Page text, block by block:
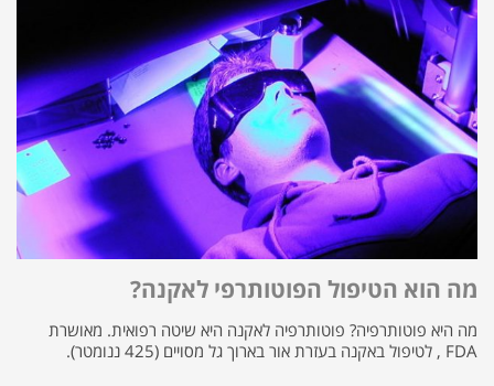
מה הוא הטיפול הפוטותרפי לאקנה?
מה היא פוטותרפיה? פוטותרפיה לאקנה היא שיטה רפואית. מאושרת
FDA , לטיפול באקנה בעזרת אור בארוך גל מסויים (425 ננומטר).